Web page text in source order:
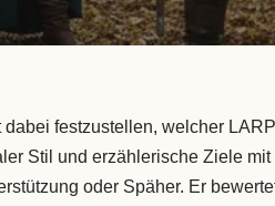
dabei festzustellen, welcher
Stil und erzählerische Ziele mit
oder Späher. Er